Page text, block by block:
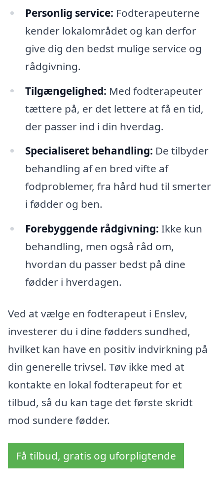
Personlig service: Fodterapeuterne
kender lokalområdet og kan derfor
give dig den bedst mulige service og
rådgivning.
Tilgængelighed: Med fodterapeuter
tættere på, er det lettere at få en tid,
der passer ind i din hverdag.
Specialiseret behandling: De tilbyder
behandling af en bred vifte af
fodproblemer, fra hård hud til smerter
i fødder og ben.
Forebyggende rådgivning: Ikke kun
behandling, men også råd om,
hvordan du passer bedst på dine
fødder i hverdagen.
Ved at vælge en fodterapeut i Enslev,
investerer du i dine fødders sundhed,
hvilket kan have en positiv indvirkning på
din generelle trivsel. Tøv ikke med at
kontakte en lokal fodterapeut for et
tilbud, så du kan tage det første skridt
mod sundere fødder.
Få tilbud, gratis og uforpligtende